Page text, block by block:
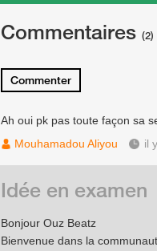
Commentaires (2)
Commenter
Ah oui pk pas toute façon sa
Mouhamadou Aliyou
il
Bonjour Ouz Beatz
Bienvenue dans la
Idée en examen